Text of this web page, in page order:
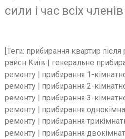
сили і час всіх
[Теги: прибирання квартир
район Київ | генеральне
ремонту | прибирання 1-
ремонту | прибирання 2-
ремонту | прибирання 3-
ремонту | прибирання
ремонту | прибирання
ремонту | прибирання